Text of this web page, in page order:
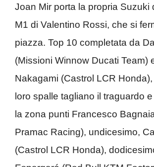
Joan Mir porta la propria Suzuki
M1 di Valentino Rossi, che si
piazza. Top 10 completata da
(Missioni Winnow Ducati Team)
Nakagami (Castrol LCR
loro spalle tagliano il traguardo
la zona punti Francesco
Pramac Racing), undicesimo,
(Castrol LCR Honda),